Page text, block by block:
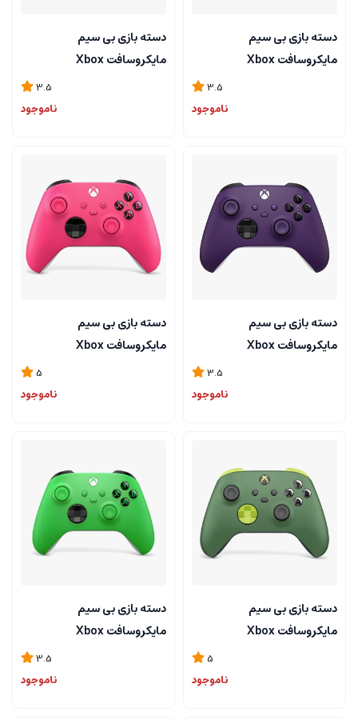
دسته بازی بی سیم
مایکروسافت Xbox
Controller Arctic Camo
3.5
ناموجود
دسته بازی بی سیم
مایکروسافت Xbox
Controller Stormcloud
3.5
ناموجود
دسته بازی بی سیم
مایکروسافت Xbox
Controller Astral Purple
3.5
ناموجود
دسته بازی بی سیم
مایکروسافت Xbox
5
ناموجود
دسته بازی بی سیم
مایکروسافت Xbox
5
ناموجود
دسته بازی بی سیم
مایکروسافت Xbox
Controller Velocity Green
3.5
ناموجود